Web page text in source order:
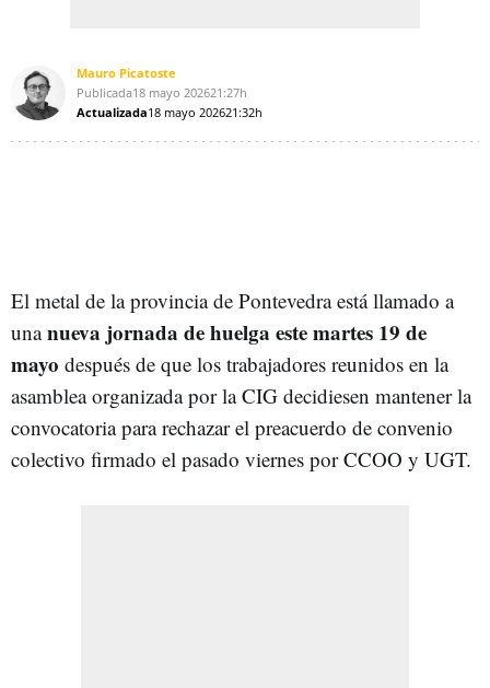
Mauro Picatoste
Publicada18 mayo 202621:27h
Actualizada18 mayo 202621:32h
El metal de la provincia de Pontevedra está llamado a
unanueva jornada de huelga este martes 19 de
mayo después de que los trabajadores reunidos en la
asamblea organizada por la CIG decidiesen mantener la
convocatoria para rechazar el preacuerdo de convenio
colectivo firmado el pasado viernes por CCOO y UGT.